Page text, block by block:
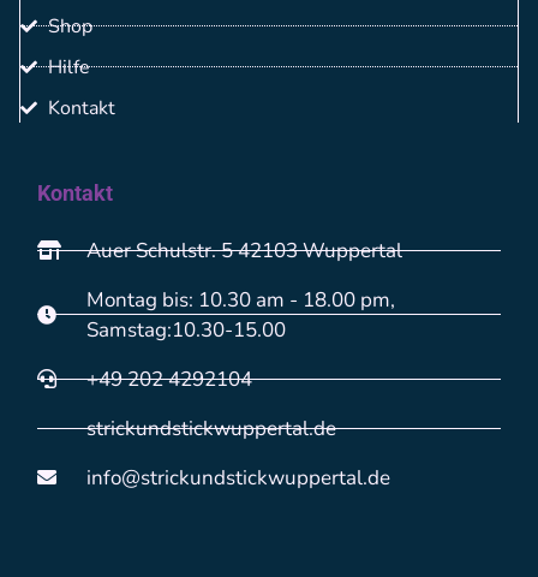
Shop
Hilfe
Kontakt
Kontakt
Auer Schulstr. 5 42103 Wuppertal
Montag bis: 10.30 am - 18.00 pm,
Samstag:10.30-15.00
+49 202 4292104
strickundstickwuppertal.de
info@strickundstickwuppertal.de